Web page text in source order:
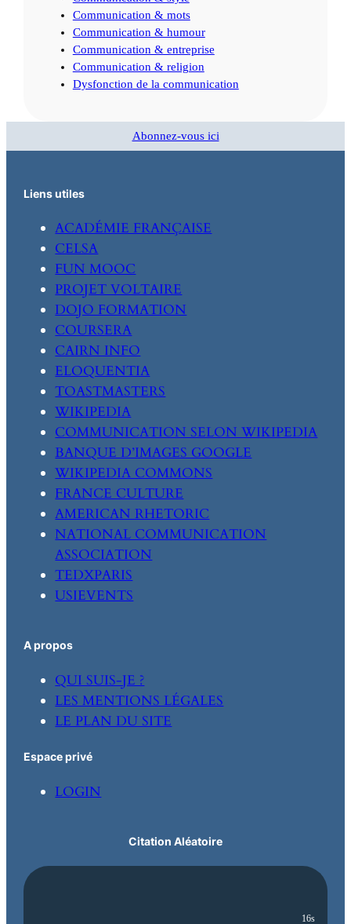
Communication & mots
Communication & humour
Communication & entreprise
Communication & religion
Dysfonction de la communication
Abonnez-vous ici
Liens utiles
ACADÉMIE FRANÇAISE
CELSA
FUN MOOC
PROJET VOLTAIRE
DOJO FORMATION
COURSERA
CAIRN INFO
ELOQUENTIA
TOASTMASTERS
WIKIPEDIA
COMMUNICATION SELON WIKIPEDIA
BANQUE D’IMAGES GOOGLE
WIKIPEDIA COMMONS
FRANCE CULTURE
AMERICAN RHETORIC
NATIONAL COMMUNICATION
ASSOCIATION
TEDXPARIS
USIEVENTS
A propos
QUI SUIS-JE ?
LES MENTIONS LÉGALES
LE PLAN DU SITE
Espace privé
LOGIN
Citation Aléatoire
15s